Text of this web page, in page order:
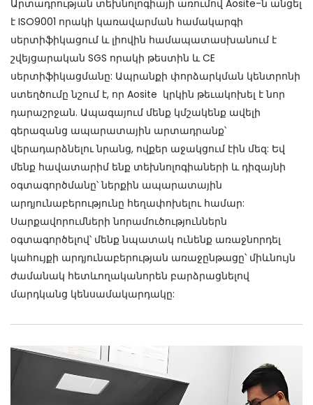
Արտադրության տեխնոլոգիայի առումով Aosite-ն անցել
է ISO9001 որակի կառավարման համակարգի
սերտիֆիկացում և լիովին համապատասխանում է
շվեյցարական SGS որակի թեստին և CE
սերտիֆիկացմանը: Ապրանքի փորձարկման կենտրոնի
ստեղծումը նշում է, որ Aosite կրկին թեւակոխել է նոր
դարաշրջան. Ապագայում մենք կմշակենք ավելի
գերազանց ապարատային արտադրանք՝
վերադարձնելու նրանց, ովքեր աջակցում էին մեզ: Եվ
մենք հավատարիմ ենք տեխնոլոգիաների և դիզայնի
օգտագործմանը՝ ներքին ապարատային
արդյունաբերությունը հեղափոխելու համար:
Սարքավորումների նորամուծություններն
օգտագործելով՝ մենք նպատակ ունենք առաջնորդել
կահույքի արդյունաբերության առաջընթացը՝ միևնույն
ժամանակ հետևողականորեն բարձրացնելով
մարդկանց կենսամակարդակը: